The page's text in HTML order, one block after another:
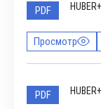
PDF
Просмотр
PDF